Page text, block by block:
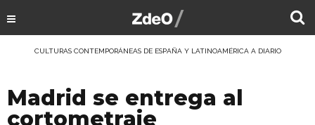
CULTURAS CONTEMPORÁNEAS DE ESPAÑA Y LATINOAMÉRICA A DIARIO
Madrid se entrega al
cortometraje